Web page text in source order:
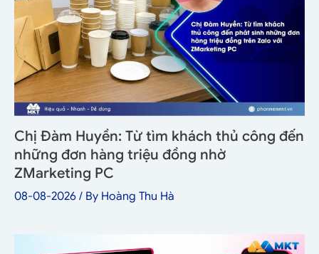
Chị Đàm Huyền: Từ tìm khách thủ công đến
những đơn hàng triệu đồng nhờ
ZMarketing PC
08-08-2026 / By Hoàng Thu Hà